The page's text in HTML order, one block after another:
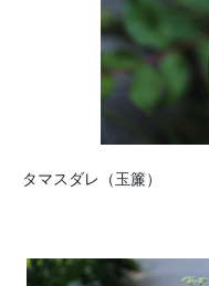
タマスダレ（玉簾）